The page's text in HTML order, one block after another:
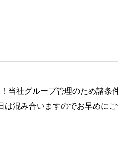
社グループ管理のため諸条
混み合いますのでお早めに